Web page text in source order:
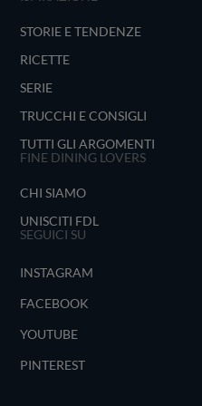
STORIE E TENDENZE
RICETTE
SERIE
TRUCCHI E CONSIGLI
TUTTI GLI ARGOMENTI
FINE DINING LOVERS
CHI SIAMO
UNISCITI FDL
SEGUICI SU
INSTAGRAM
FACEBOOK
YOUTUBE
PINTEREST